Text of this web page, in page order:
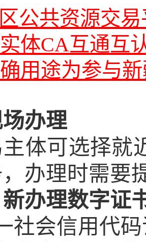
公共资源交
体CA互通互
用途为参与
办理
体可选择就
，办理时需要
新办理数字证
社会信用代